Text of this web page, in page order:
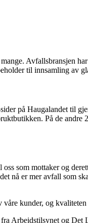
Avfallsbransjen
til innsamling av
på Haugalandet til
På de
som mottaker og
nå er mer avfall som
kunder, og
Arbeidstilsynet og